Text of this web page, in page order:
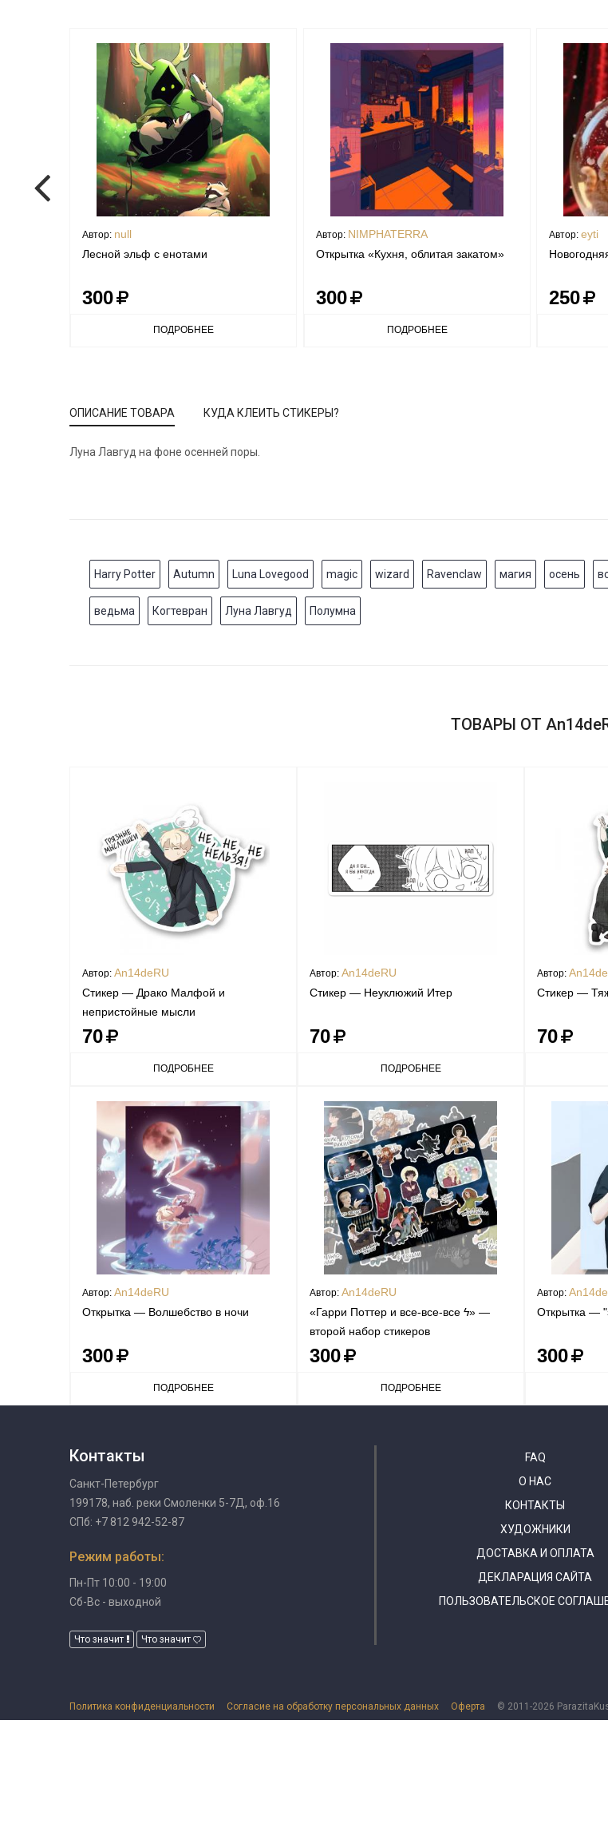
Автор: null
Лесной эльф с енотами
300
ПОДРОБНЕЕ
Автор: NIMPHATERRA
Открытка «Кухня, облитая закатом»
300
ПОДРОБНЕЕ
Автор: eyti
250
ОПИСАНИЕ ТОВАРА КУДА КЛЕИТЬ СТИКЕРЫ?
Луна Лавгуд на фоне осенней поры.
Harry Potter Autumn Luna Lovegood magic wizard Ravenclaw магия осень
ведьма Когтевран Луна Лавгуд Полумна
ТОВАРЫ ОТ
Автор: An14deRU
Стикер — Драко Малфой и
непристойные мысли
70
ПОДРОБНЕЕ
Автор: An14deRU
Стикер — Неуклюжий Итер
70
ПОДРОБНЕЕ
Автор:
Стикер —
70
Автор: An14deRU
Открытка — Волшебство в ночи
300
ПОДРОБНЕЕ
Автор: An14deRU
«Гарри Поттер и все-все-все ϟ» —
второй набор стикеров
300
ПОДРОБНЕЕ
Автор:
Открытка —
300
Контакты
Санкт-Петербург
199178, наб. реки Смоленки 5-7Д, оф.16
СПб: +7 812 942-52-87
Режим работы:
Пн-Пт 10:00 - 19:00
Сб-Вс - выходной
Что значит Что значит
FAQ
О НАС
КОНТАКТЫ
ХУДОЖНИКИ
ДОСТАВКА И ОПЛАТА
ДЕКЛАРАЦИЯ САЙТА
ПОЛЬЗОВАТЕЛЬСКОЕ
Политика конфиденциальности Согласие на обработку персональных данных Оферта © 2011-2026